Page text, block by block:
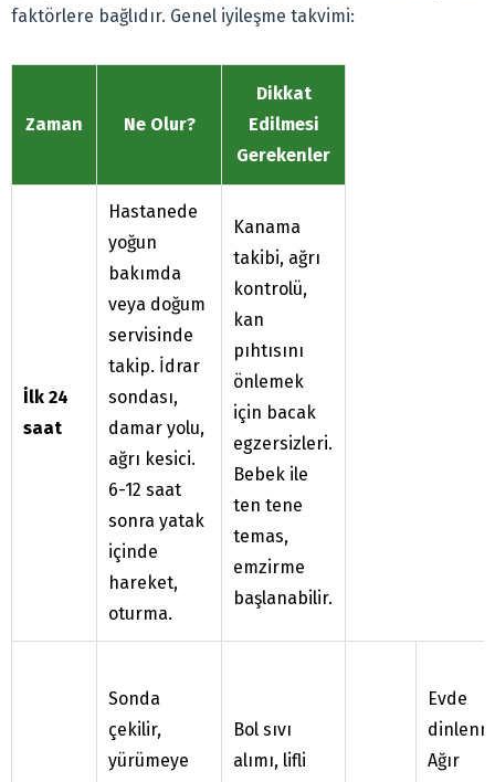
faktörlere bağlıdır. Genel iyileşme takvimi:
Zaman Ne Olur?
Dikkat
Edilmesi
Gerekenler
İlk 24
saat
Hastanede
yoğun
bakımda
veya doğum
servisinde
takip. İdrar
sondası,
damar yolu,
ağrı kesici.
6-12 saat
sonra yatak
içinde
hareket,
oturma.
Kanama
takibi, ağrı
kontrolü,
kan
pıhtısını
önlemek
için bacak
egzersizleri.
Bebek ile
ten tene
temas,
emzirme
başlanabilir.
Sonda
çekilir,
yürümeye
Bol sıvı
alımı, lifli
Evde
Ağır